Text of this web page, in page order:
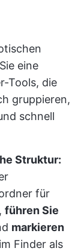
eine
Tools, die
gruppieren,
schnell
Struktur:
für
führen Sie
markieren
Finder als